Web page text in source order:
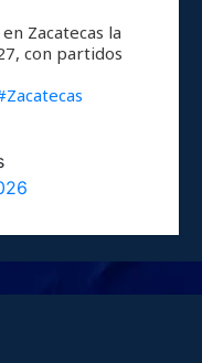
Zacatecas la
con partidos